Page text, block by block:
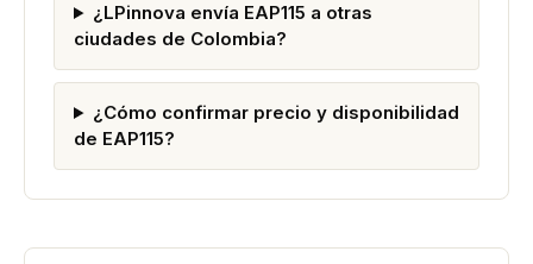
¿LPinnova envía EAP115 a otras
ciudades de Colombia?
¿Cómo confirmar precio y disponibilidad
de EAP115?